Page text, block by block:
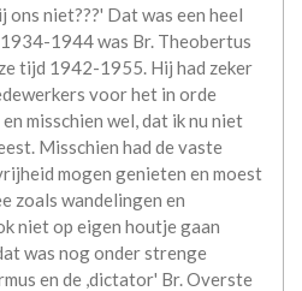
niet???' Dat was een heel
1944 was Br. Theobertus
tijd 1942-1955. Hij had zeker
voor het in orde
misschien wel, dat ik nu niet
Misschien had de vaste
mogen genieten en moest
zoals wandelingen en
niet op eigen houtje gaan
was nog onder strenge
en de ,dictator' Br. Overste